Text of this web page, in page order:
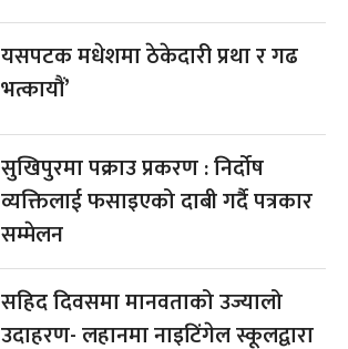
यसपटक मधेशमा ठेकेदारी प्रथा र गढ
भत्कायौं’
सुखिपुरमा पक्राउ प्रकरण : निर्दोष
व्यक्तिलाई फसाइएको दाबी गर्दै पत्रकार
सम्मेलन
सहिद दिवसमा मानवताको उज्यालो
उदाहरण- लहानमा नाइटिंगेल स्कूलद्वारा